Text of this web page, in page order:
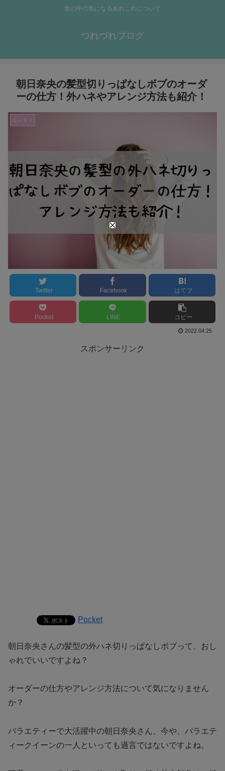
世の中の気になるあれこれについて
つれづれブログ
朝日奈央の髪型切りっぱなしボブのオーダ
ーの仕方！外ハネやアレンジ方法も紹介！
エンタメ
Twitter Facebook はてブ
Pocket LINE コピー
2022.04.25
スポンサーリンク
Pocket
朝日奈央さんの髪型の外ハネ切りっぱなしボブって、おし
ゃれでいいですよね？
オーダーの仕方やアレンジ方法について気になりません
か？
バラエティーで大活躍中の朝日奈央さん、今や、バラエテ
ィークイーンの一人といっても過言ではないですよね。